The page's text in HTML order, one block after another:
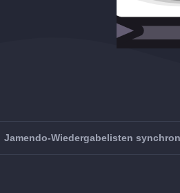
Jamendo-Wiedergabelisten